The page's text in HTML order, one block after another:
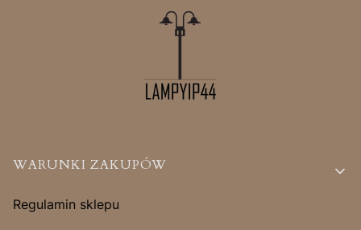
Linki w stopce
WARUNKI ZAKUPÓW
Regulamin sklepu